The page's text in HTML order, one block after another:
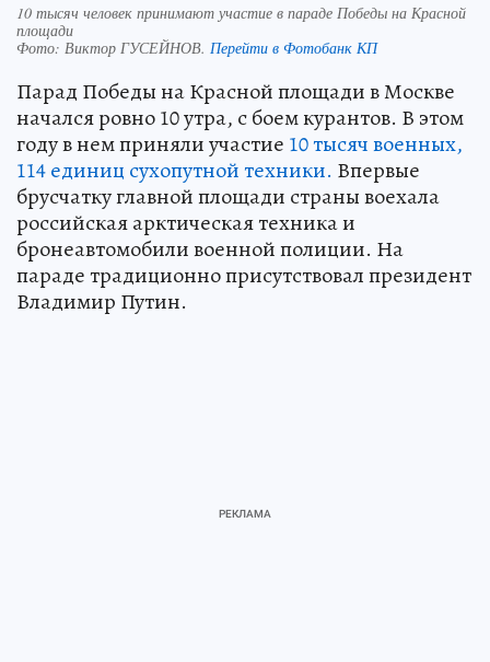
10 тысяч человек принимают участие в параде Победы на Красной
площади
Фото: Виктор ГУСЕЙНОВ. Перейти в Фотобанк КП
Парад Победы на Красной площади в Москве
начался ровно 10 утра, с боем курантов. В этом
году в нем приняли участие 10 тысяч военных,
114 единиц сухопутной техники. Впервые
брусчатку главной площади страны воехала
российская арктическая техника и
бронеавтомобили военной полиции. На
параде традиционно присутствовал президент
Владимир Путин.